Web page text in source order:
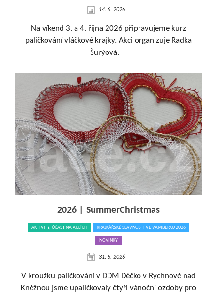
14. 6. 2026
Na víkend 3. a 4. října 2026 připravujeme kurz
paličkování vláčkové krajky. Akci organizuje Radka
Šurýová.
2026 | SummerChristmas
AKTIVITY, ÚČAST NA AKCÍCH KRAJKÁŘSKÉ SLAVNOSTI VE VAMBERKU 2026
NOVINKY
31. 5. 2026
V kroužku paličkování v DDM Déčko v Rychnově nad
Kněžnou jsme upaličkovaly čtyři vánoční ozdoby pro